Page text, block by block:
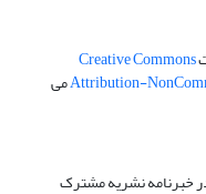
Creative Commons
Attribution-می
خبرنامه نشریه مشترک